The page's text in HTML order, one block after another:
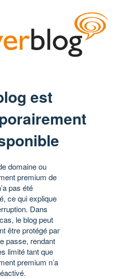
est
domaine ou
premium de
pas été
ce qui explique
Dans
le blog peut
être protégé par
passe, rendant
limité tant que
premium n’a